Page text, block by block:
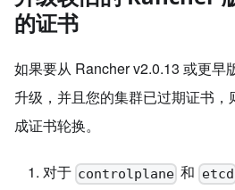
的证书
如果要从 Rancher v2.0.13 或更早
升级，并且您的集群已过期证书
成证书轮换。
对于 controlplane 和 etcd